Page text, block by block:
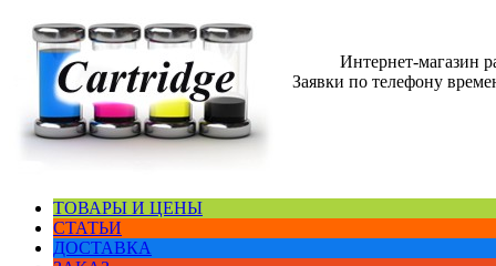
Интернет-магазин
Заявки по телефону
ТОВАРЫ И ЦЕНЫ
СТАТЬИ
ДОСТАВКА